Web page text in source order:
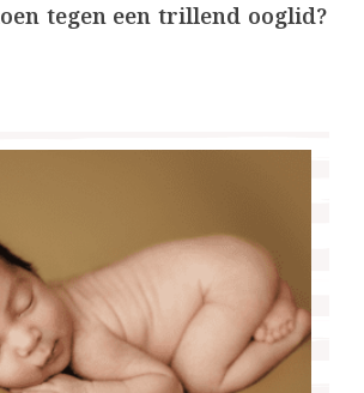
tegen een trillend ooglid?